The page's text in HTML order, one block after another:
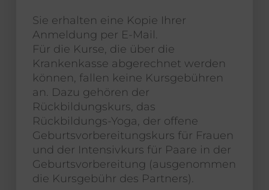
Sie erhalten eine Kopie Ihrer
Anmeldung per E-Mail.
Für die Kurse, die über die
Krankenkasse abgerechnet werden
können, fallen keine Kursgebühren
an. Dazu gehören der
Rückbildungskurs, das
Rückbildungs-Yoga, der offene
Geburtsvorbereitungskurs für Frauen
und der Intensivkurs für Paare in der
Geburtsvorbereitung (ausgenommen
die Kursgebühr des Partners).